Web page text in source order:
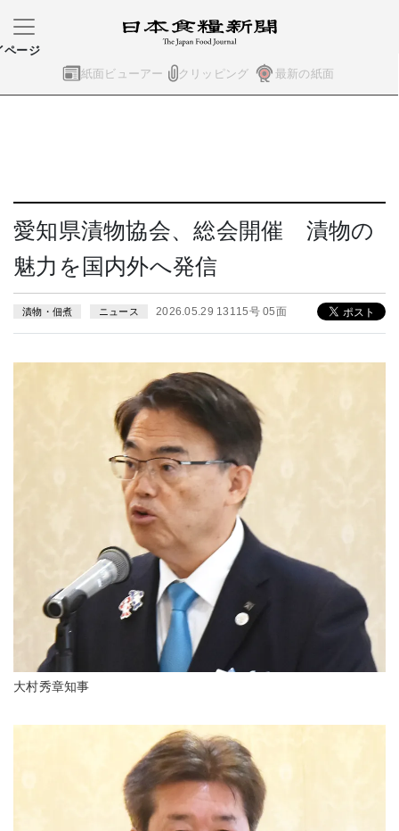
紙面ビューアー クリッピング 最新の紙面
ページ
愛知県漬物協会、総会開催 漬物の
魅力を国内外へ発信
漬物・佃煮 ニュース 2026.05.29 13115号 05面
大村秀章知事